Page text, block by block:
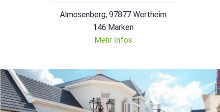
Almosenberg, 97877 Wertheim
146 Marken
Mehr Infos